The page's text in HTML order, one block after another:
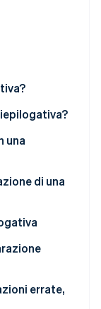
una
di una
ELSTER
errate,